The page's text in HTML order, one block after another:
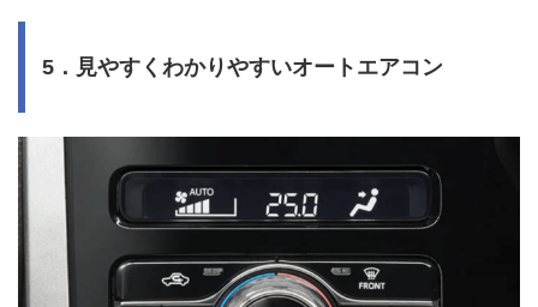
5．見やすくわかりやすいオートエアコン